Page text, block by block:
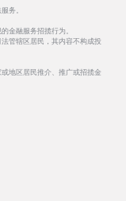
务。
金融服务招揽行为。
管辖区居民，其内容不构成投
地区居民推介、推广或招揽金